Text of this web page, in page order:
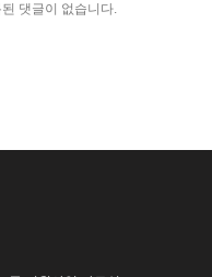
된 댓글이 없습니다.